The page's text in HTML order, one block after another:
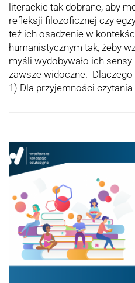
literackie tak dobrane, aby
refleksji filozoficznej czy
też ich osadzenie w
humanistycznym tak, żeby
myśli wydobywało ich
zawsze widoczne. Dlaczego
1) Dla przyjemności